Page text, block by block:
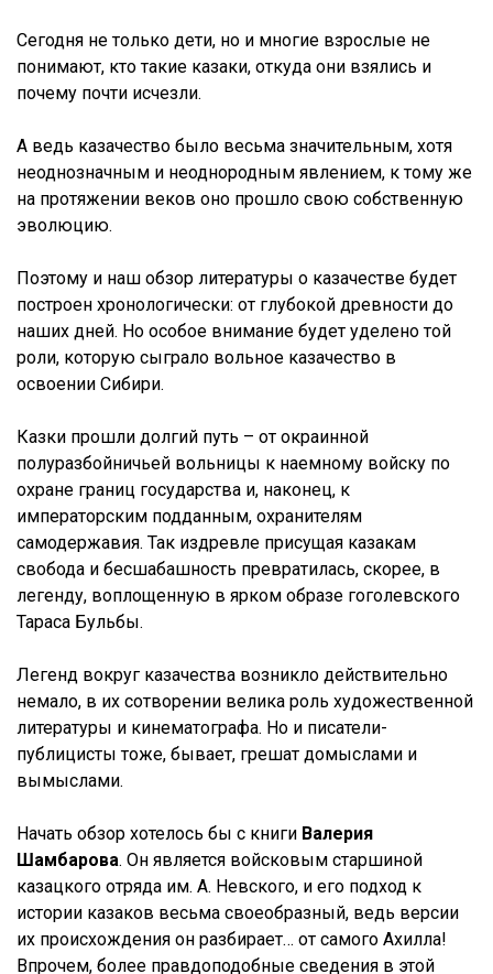
Сегодня не только дети, но и многие взрослые не
понимают, кто такие казаки, откуда они взялись и
почему почти исчезли.
А ведь казачество было весьма значительным, хотя
неоднозначным и неоднородным явлением, к тому же
на протяжении веков оно прошло свою собственную
эволюцию.
Поэтому и наш обзор литературы о казачестве будет
построен хронологически: от глубокой древности до
наших дней. Но особое внимание будет уделено той
роли, которую сыграло вольное казачество в
освоении Сибири.
Казки прошли долгий путь – от окраинной
полуразбойничьей вольницы к наемному войску по
охране границ государства и, наконец, к
императорским подданным, охранителям
самодержавия. Так издревле присущая казакам
свобода и бесшабашность превратилась, скорее, в
легенду, воплощенную в ярком образе гоголевского
Тараса Бульбы.
Легенд вокруг казачества возникло действительно
немало, в их сотворении велика роль художественной
литературы и кинематографа. Но и писатели-
публицисты тоже, бывает, грешат домыслами и
вымыслами.
Начать обзор хотелось бы с книги Валерия
Шамбарова. Он является войсковым старшиной
казацкого отряда им. А. Невского, и его подход к
истории казаков весьма своеобразный, ведь версии
их происхождения он разбирает… от самого Ахилла!
Впрочем, более правдоподобные сведения в этой